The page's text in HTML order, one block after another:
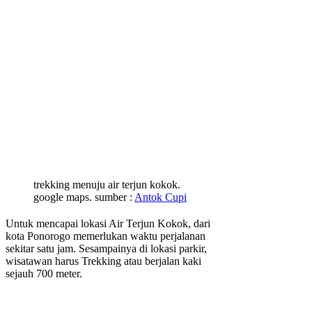
trekking menuju air terjun kokok.
google maps. sumber : Antok Cupi
Untuk mencapai lokasi Air Terjun Kokok, dari
kota Ponorogo memerlukan waktu perjalanan
sekitar satu jam. Sesampainya di lokasi parkir,
wisatawan harus Trekking atau berjalan kaki
sejauh 700 meter.